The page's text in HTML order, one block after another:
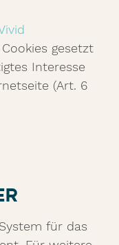
gesetzt
Interesse
(Art. 6
für das